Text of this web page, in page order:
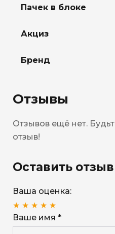
Пачек в блоке
Акциз
Бренд
Отзывы
Отзывов ещё нет.
отзыв!
Оставить отзыв
Ваша оценка:
★ ★ ★ ★ ★
Ваше имя *